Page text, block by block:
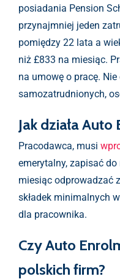
posiadania Pension
przynajmniej jeden
pomiędzy 22 lata a
niż £833 na miesiąc.
na umowę o pracę.
samozatrudnionych,
Jak działa
Pracodawca, musi
emerytalny, zapisać
miesiąc odprowadzać
składek minimalnych
dla pracownika.
Czy Auto
polskich firm?